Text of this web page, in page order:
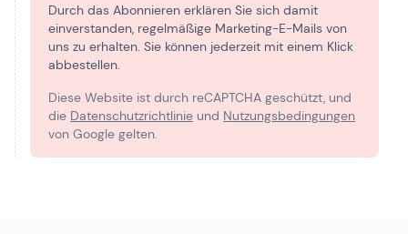
Durch das Abonnieren erklären Sie sich damit
einverstanden, regelmäßige Marketing-E-Mails von
uns zu erhalten. Sie können jederzeit mit einem Klick
abbestellen.
Diese Website ist durch reCAPTCHA geschützt, und
die Datenschutzrichtlinie und Nutzungsbedingungen
von Google gelten.